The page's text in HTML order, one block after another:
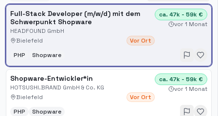
Full-Stack Developer (m/w/d) mit dem
Schwerpunkt Shopware
HEADFOUND GmbH
Bielefeld
Vor Ort
ca. 47k - 59k €
vor 1 Monat
PHP Shopware
Shopware-Entwickler*in
HOTSUSHI.BRAND GmbH & Co. KG
Bielefeld
Vor Ort
ca. 47k - 59k €
vor 1 Monat
PHP Shopware